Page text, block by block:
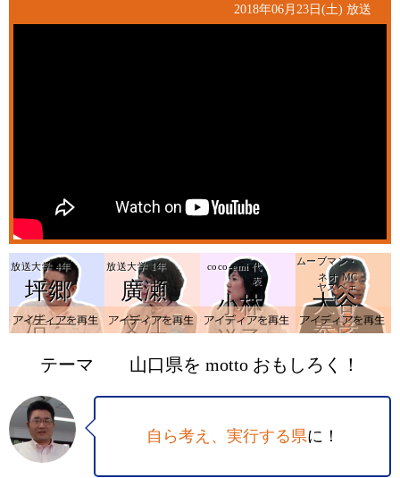
2018年06月23日(土) 放送
放送大学 4年
坪郷
浩一
アイデアを再生
放送大学 1年
廣瀬
文江
a
coco-emi 代
表
小林
洋子
ムーブマン・
ネオ MC
ヤスベェ
大谷
泰彦
テーマ 山口県を motto おもしろく！
自ら考え、実行する県に！